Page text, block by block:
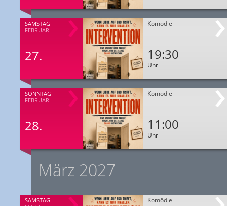
SAMSTAG
FEBRUAR
27.
Komödie
19:30
Uhr
SONNTAG
FEBRUAR
28.
Komödie
11:00
Uhr
März 2027
SAMSTAG
Komödie